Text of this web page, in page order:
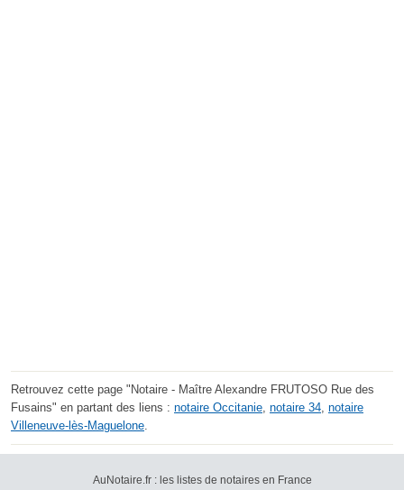
Retrouvez cette page "Notaire - Maître Alexandre FRUTOSO Rue des
Fusains" en partant des liens : notaire Occitanie, notaire 34, notaire
Villeneuve-lès-Maguelone.
AuNotaire.fr : les listes de notaires en France